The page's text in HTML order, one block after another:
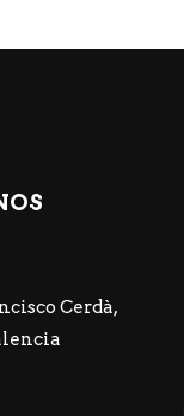
Cerdà,